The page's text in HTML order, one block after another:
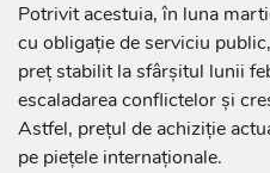
Potrivit acestuia, în luna
cu obligație de serviciu
preț stabilit la sfârșitul lunii
escaladarea conflictelor și
Astfel, prețul de achiziție
pe piețele internaționale.